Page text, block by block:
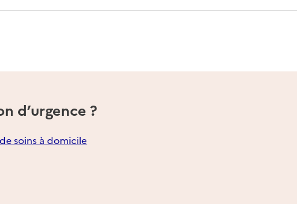
d’urgence ?
soins à domicile